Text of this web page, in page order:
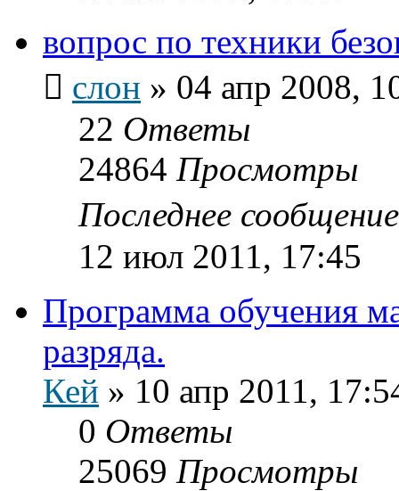
вопрос по техники
слон » 04 апр 2008,
22 Ответы
24864 Просмотры
Последнее
12 июл 2011, 17:45
Программа обучения
разряда.
Кей » 10 апр 2011,
0 Ответы
25069 Просмотры